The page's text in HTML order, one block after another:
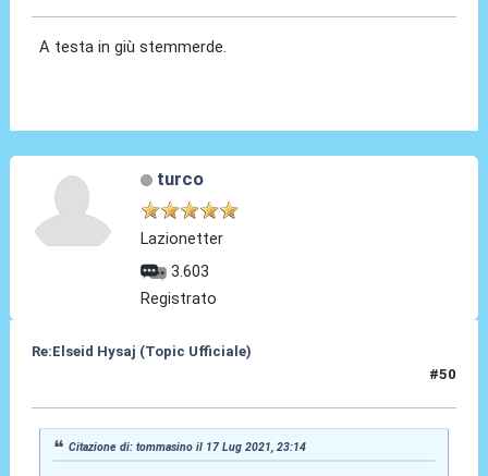
A testa in giù stemmerde.
turco
Lazionetter
3.603
Registrato
Re:Elseid Hysaj (Topic Ufficiale)
#50
Citazione di: tommasino il 17 Lug 2021, 23:14